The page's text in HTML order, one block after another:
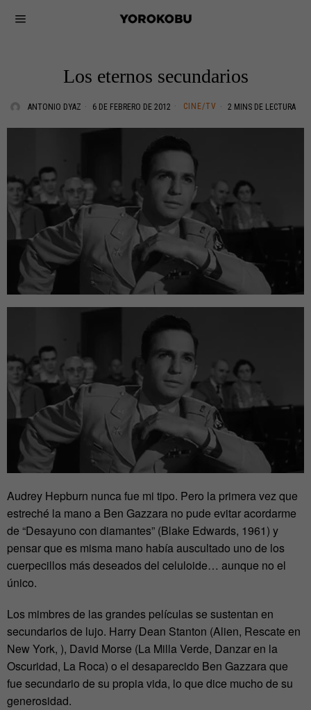
Los eternos secundarios
ANTONIO DYAZ 6 DE FEBRERO DE 2012 CINE/TV 2 MINS DE LECTURA
Audrey Hepburn nunca fue mi tipo. Pero la primera vez que
estreché la mano a Ben Gazzara no pude evitar acordarme
de “Desayuno con diamantes” (Blake Edwards, 1961) y
pensar que es misma mano había auscultado uno de los
cuerpecillos más deseados del celuloide… aunque no el
único.
Los mimbres de las grandes películas se sustentan en
secundarios de lujo. Harry Dean Stanton (Alien, Rescate en
New York, ), David Morse (La Milla Verde, Danzar en la
Oscuridad, La Roca) o el desaparecido Ben Gazzara que
fue secundario de su propia vida, lo que dice mucho de su
generosidad.